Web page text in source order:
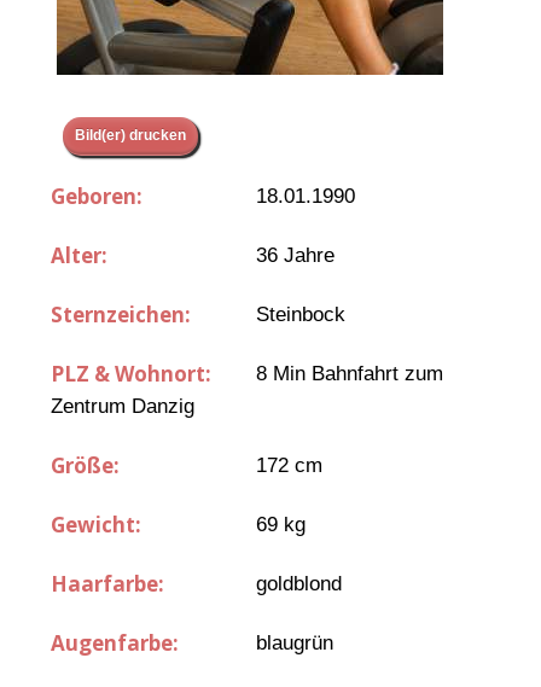
Bild(er) drucken
Geboren: 18.01.1990
Alter: 36 Jahre
Sternzeichen: Steinbock
PLZ & Wohnort:
8 Min Bahnfahrt zum
Zentrum Danzig
Größe: 172 cm
Gewicht: 69 kg
Haarfarbe: goldblond
Augenfarbe: blaugrün